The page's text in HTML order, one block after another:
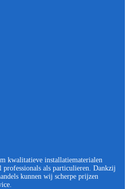
kwalitatieve installatiematerialen
als particulieren. Dankzij
kunnen wij scherpe prijzen